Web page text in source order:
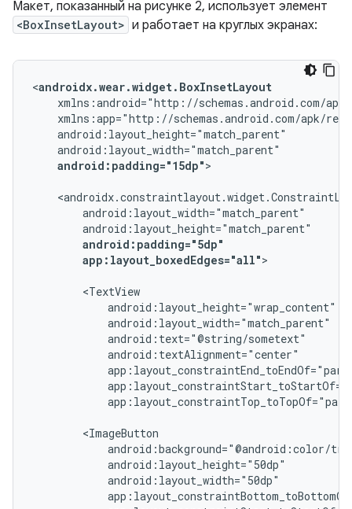
Макет, показанный на рисунке 2, использует элемент
<BoxInsetLayout> и работает на круглых экранах:
<androidx.wear.widget.BoxInsetLayout
android:padding="15dp">
android:padding="5dp"
app:layout_boxedEdges="all">